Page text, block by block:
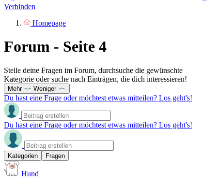
Verbinden
Homepage
Forum - Seite 4
Stelle deine Fragen im Forum, durchsuche die gewünschte
Kategorie oder suche nach Einträgen, die dich interessieren!
Mehr Weniger
Du hast eine Frage oder möchtest etwas mitteilen? Los geht's!
Du hast eine Frage oder möchtest etwas mitteilen? Los geht's!
Kategorien Fragen
Hund